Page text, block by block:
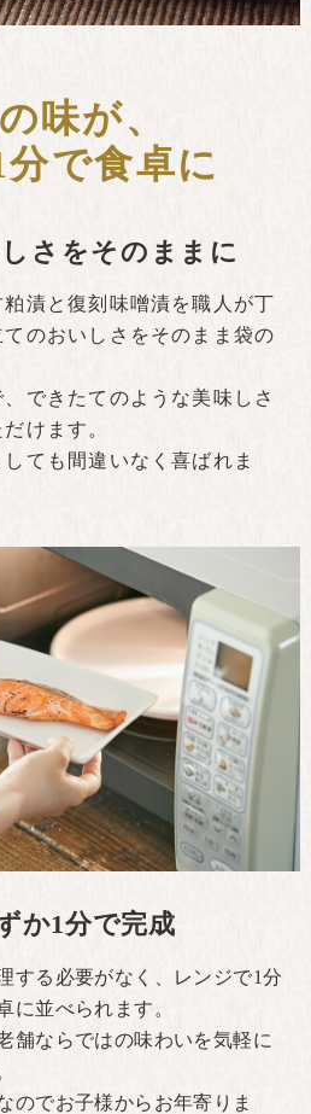
味が、
で食卓に
さをそのままに
漬と復刻味噌漬を職人が丁
のおいしさをそのまま袋の
できたてのような美味しさ
けます。
ても間違いなく喜ばれま
か1分で完成
する必要がなく、レンジで1分
に並べられます。
舗ならではの味わいを気軽に
のでお子様からお年寄りま